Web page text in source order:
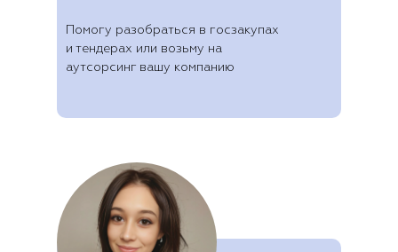
Помогу разобраться в госзакупах
и тендерах или возьму на
аутсорсинг вашу компанию